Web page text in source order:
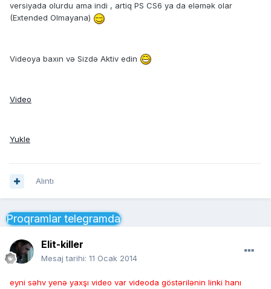
versiyada olurdu ama indi , artiq PS CS6 ya da eləmək olar
(Extended Olmayana)
Videoya baxın və Sizdə Aktiv edin
Video
Yukle
Alıntı
Proqramlar telegramda
Elit-killer
Mesaj tarihi: 11 Ocak 2014
eyni səhv yenə yaxşı video var videoda göstərilənin linki hanı